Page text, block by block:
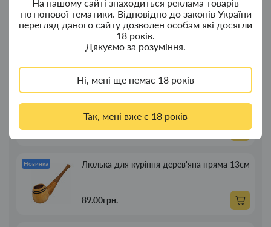
На нашому сайті знаходиться реклама товарів
тютюнової тематики. Відповідно до законів України
перегляд даного сайту дозволен особам які досягли
18 років.
Дякуємо за розуміння.
Ні, мені ще немає 18 років
Так, мені вже є 18 років
Новинка
Ковпак для водного "Граната Ф1" - ковпак
композит
Новинка
Портсигар для сигарет Focus із USB
269.00грн.
Новинка Люлька для куріння дерев'яна пряма 13см
89.00грн.